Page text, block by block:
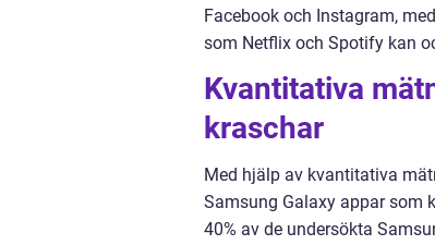
Facebook och Instagram,
som Netflix och Spotify kan
Kvantitativa
kraschar
Med hjälp av kvantitativa
Samsung Galaxy appar som
40% av de undersökta